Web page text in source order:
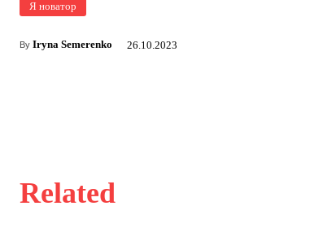
Я новатор
By Iryna Semerenko 26.10.2023
Related